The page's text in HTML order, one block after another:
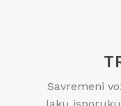
Savremeni